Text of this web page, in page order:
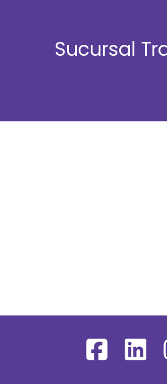
Sucursal